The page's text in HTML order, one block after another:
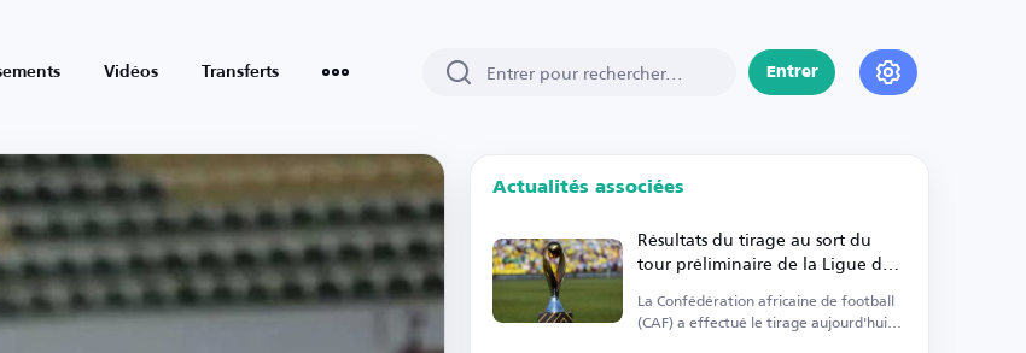
Vidéos Transferts Entrer
Actualités associées
Résultats du tirage au sort du
tour préliminaire de la Ligue des
champions CAF 2026-2027
La Confédération africaine de football
(CAF) a effectué le tirage aujourd'hui